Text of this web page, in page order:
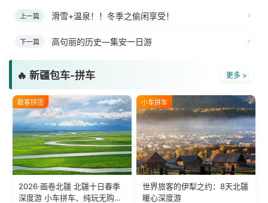
上一篇 滑雪+温泉！！冬季之偷闲享受！
下一篇 高句丽的历史—集安一日游
🔥 新疆包车-拼车 更多 >
散客拼团
2026·画卷北疆 北疆十日春季
深度游 小车拼车、纯玩无购
小车拼车
世界旅客的伊犁之约：8天北疆
暖心深度游